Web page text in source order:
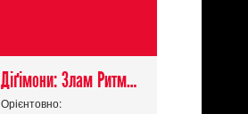
Діґімони: Злам Ритму / Digimon Beatbreak
Орієнтовно: